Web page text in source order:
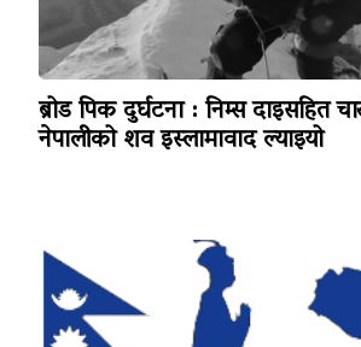
ब्रोड पिक दुर्घटना : निम्स दाइसहित
नेपालीको शव इस्लामावाद ल्याइयो